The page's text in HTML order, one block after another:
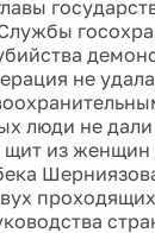
не
люди не
из женщин